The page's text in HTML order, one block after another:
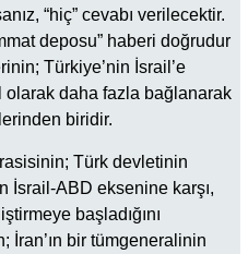
“hiç” cevabı verilecektir.
deposu” haberi doğrudur
Türkiye’nin İsrail’e
daha fazla bağlanarak
biridir.
Türk devletinin
İsrail-ABD eksenine karşı,
başladığını
İran’ın bir tümgeneralinin